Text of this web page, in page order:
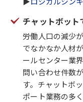
チャットボット
労働人口の減少
でなかなか人材
ールセンター業
問い合わせ件数
す。チャットボ
ポート業務の多